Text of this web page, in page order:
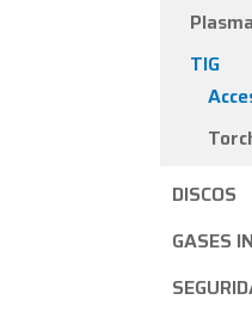
Plasma
TIG
DISCOS
GASES